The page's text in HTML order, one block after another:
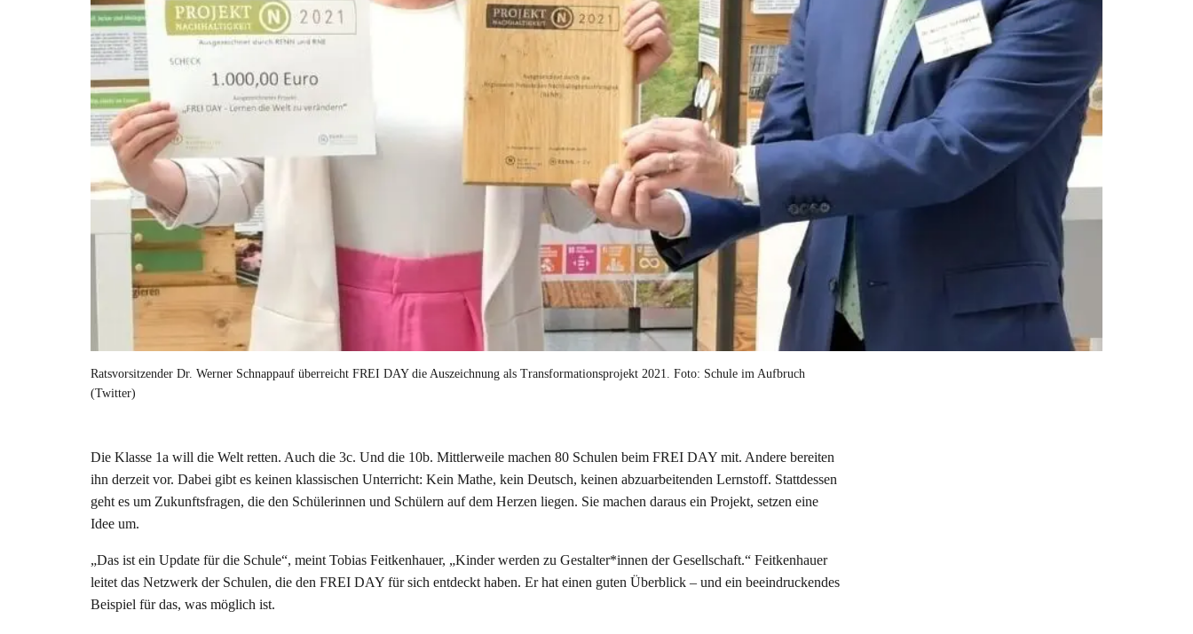
Ratsvorsitzender Dr. Werner Schnappauf überreicht FREI DAY die Auszeichnung als Transformationsprojekt 2021. Foto: Schule im Aufbruch
(Twitter)
Die Klasse 1a will die Welt retten. Auch die 3c. Und die 10b. Mittlerweile machen 80 Schulen beim FREI DAY mit. Andere bereiten
ihn derzeit vor. Dabei gibt es keinen klassischen Unterricht: Kein Mathe, kein Deutsch, keinen abzuarbeitenden Lernstoff. Stattdessen
geht es um Zukunftsfragen, die den Schülerinnen und Schülern auf dem Herzen liegen. Sie machen daraus ein Projekt, setzen eine
Idee um.
„Das ist ein Update für die Schule“, meint Tobias Feitkenhauer, „Kinder werden zu Gestalter*innen der Gesellschaft.“ Feitkenhauer
leitet das Netzwerk der Schulen, die den FREI DAY für sich entdeckt haben. Er hat einen guten Überblick – und ein beeindruckendes
Beispiel für das, was möglich ist.